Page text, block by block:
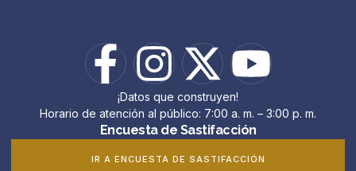
¡Datos que construyen!
Horario de atención al público: 7:00 a. m. – 3:00 p. m.
Encuesta de Sastifacción
IR A ENCUESTA DE SASTIFACCIÓN